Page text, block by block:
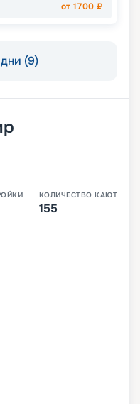
от1700 ₽
(9)
КОЛИЧЕСТВО КАЮТ
155